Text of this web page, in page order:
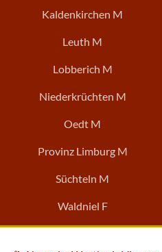
Kaldenkirchen M
Leuth M
Lobberich M
Niederkrüchten M
Oedt M
Provinz Limburg M
Süchteln M
Waldniel F